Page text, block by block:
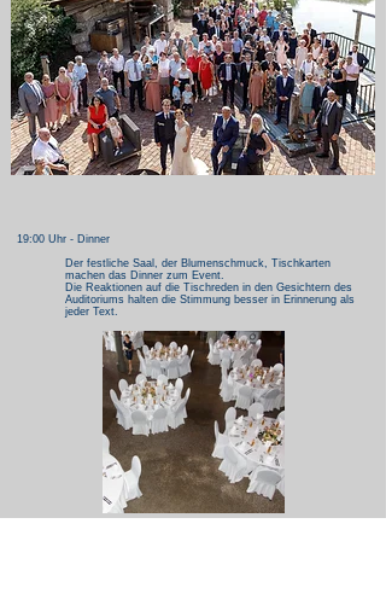
19:00 Uhr - Dinner
Der festliche Saal, der Blumenschmuck, Tischkarten
machen das Dinner zum Event.
Die Reaktionen auf die Tischreden in den Gesichtern des
Auditoriums halten die Stimmung besser in Erinnerung als
jeder Text.